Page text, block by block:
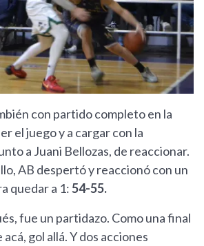
con partido completo en la
el juego y a cargar con la
a Juani Bellozas, de reaccionar.
AB despertó y reaccionó con un
quedar a 1:54-55.
fue un partidazo. Como una final
gol allá. Y dos acciones